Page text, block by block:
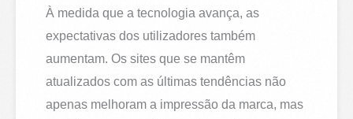
À medida que a tecnologia avança, as
expectativas dos utilizadores também
aumentam. Os sites que se mantêm
atualizados com as últimas tendências não
apenas melhoram a impressão da marca, mas